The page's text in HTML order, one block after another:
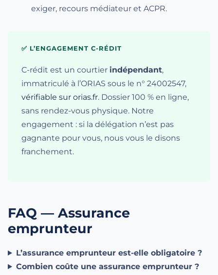
exiger, recours médiateur et ACPR.
✅ L’ENGAGEMENT C-RÉDIT
C-rédit est un courtier indépendant,
immatriculé à l’ORIAS sous le n° 24002547,
vérifiable sur orias.fr. Dossier 100 % en ligne,
sans rendez-vous physique. Notre
engagement : si la délégation n’est pas
gagnante pour vous, nous vous le disons
franchement.
FAQ — Assurance
emprunteur
L’assurance emprunteur est-elle obligatoire ?
Combien coûte une assurance emprunteur ?